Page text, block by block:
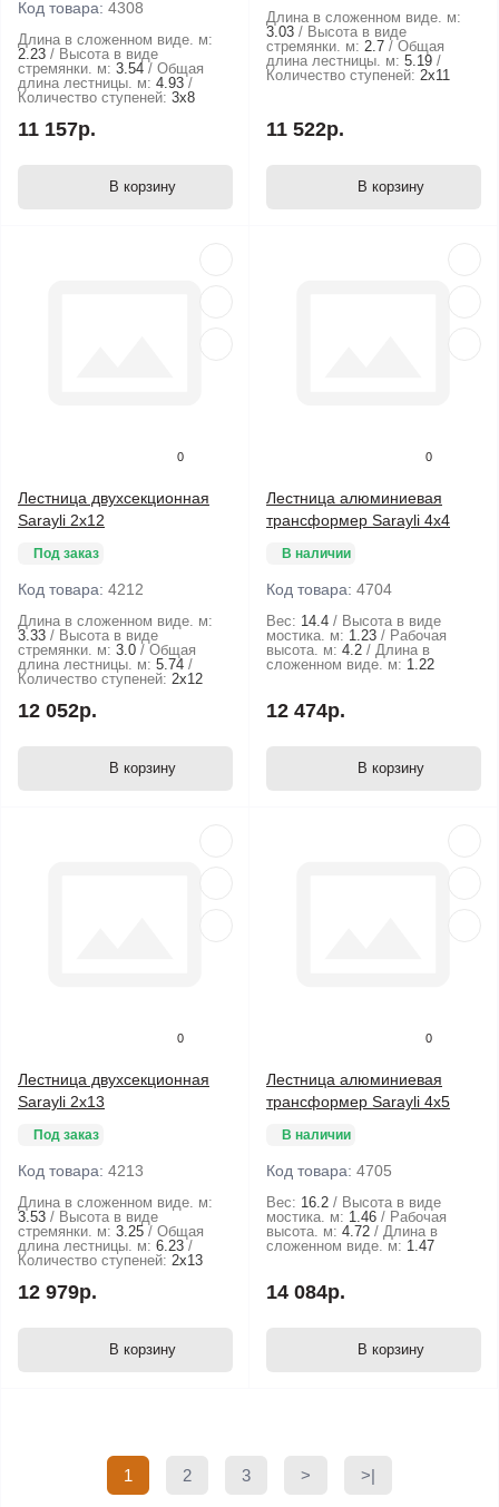
Код товара: 4308
Длина в сложенном виде. м:
2.23
Высота в виде
стремянки. м: 3.54
Общая
длина лестницы. м: 4.93
Количество ступеней: 3х8
11 157р.
В корзину
Длина в сложенном виде. м:
3.03
Высота в виде
стремянки. м: 2.7
Общая
длина лестницы. м: 5.19
Количество ступеней: 2х11
11 522р.
В корзину
0
Лестница двухсекционная
Sarayli 2х12
Под заказ
Код товара: 4212
Длина в сложенном виде. м:
3.33
Высота в виде
стремянки. м: 3.0
Общая
длина лестницы. м: 5.74
Количество ступеней: 2х12
12 052р.
В корзину
0
Лестница алюминиевая
трансформер Sarayli 4x4
В наличии
Код товара: 4704
Вес: 14.4
Высота в виде
мостика. м: 1.23
Рабочая
высота. м: 4.2
Длина в
сложенном виде. м: 1.22
12 474р.
В корзину
0
Лестница двухсекционная
Sarayli 2х13
Под заказ
Код товара: 4213
Длина в сложенном виде. м:
3.53
Высота в виде
стремянки. м: 3.25
Общая
длина лестницы. м: 6.23
Количество ступеней: 2х13
12 979р.
В корзину
0
Лестница алюминиевая
трансформер Sarayli 4x5
В наличии
Код товара: 4705
Вес: 16.2
Высота в виде
мостика. м: 1.46
Рабочая
высота. м: 4.72
Длина в
сложенном виде. м: 1.47
14 084р.
В корзину
1 2 3 > >|